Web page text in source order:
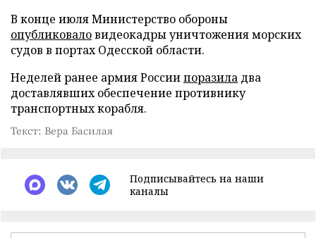
В конце июля Министерство обороны
опубликоваловидеокадры уничтожения морских
судов в портах Одесской области.
Неделей ранее армия Россиипоразила два
доставлявших обеспечение противнику
транспортных корабля.
Текст: Вера Басилая
Подписывайтесь на наши
каналы